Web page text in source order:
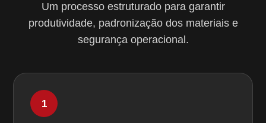
Um processo estruturado para garantir
produtividade, padronização dos materiais e
segurança operacional.
1